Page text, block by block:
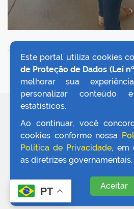
VOLTAR AO TOPO
Este portal utiliza cookies
de Proteção de Dados (Lei
melhorar sua
personalizar conteúdo
estatísticos.
Ao continuar, você
cookies conforme nossa
Política de Privacidade, em
as diretrizes governamentais.
Aceitar
PT